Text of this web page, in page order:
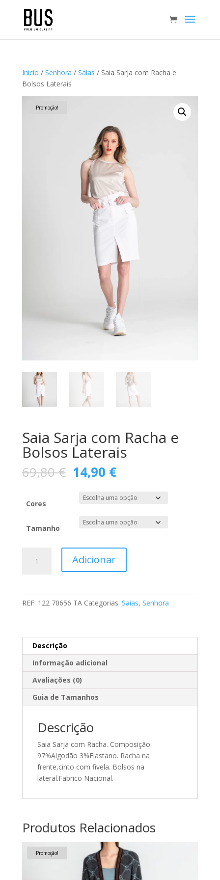
Início / Senhora / Saias / Saia Sarja com Racha e
Bolsos Laterais
Promoção!
Saia Sarja com Racha e
Bolsos Laterais
69,80€ O
preço
original
era:
69,80 €.
14,90 €O
preço
atual
é:
14,90 €.
Cores
Tamanho
Laterais
Adicionar
REF: 122 70656 TA Categorias: Saias, Senhora
Descrição
Informação adicional
Avaliações (0)
Guia de Tamanhos
Descrição
Saia Sarja com Racha. Composição:
97%Algodão 3%Elastano. Racha na
frente,cinto com fivela. Bolsos na
lateral.Fabrico Nacional.
Produtos Relacionados
Promoção!